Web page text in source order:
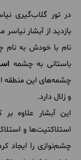
در تور گلاب‌گیری
بازدید از آبشار
نام با خودش به
باستانی به چشمه
چشمه‌های این منطقه
و زلال دارد.
این آبشار علاوه
استلاکتیت‌ها و
چشم‌نوازی را ایجاد